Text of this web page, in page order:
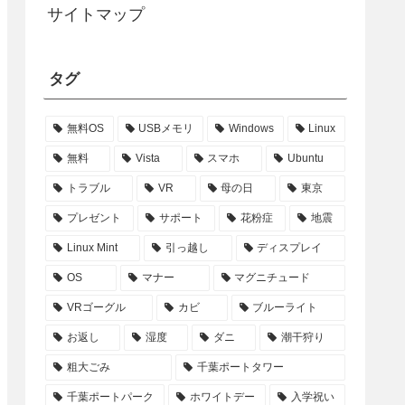
サイトマップ
タグ
無料OS USBメモリ Windows Linux
無料 Vista スマホ Ubuntu
トラブル VR 母の日 東京
プレゼント サポート 花粉症 地震
Linux Mint 引っ越し ディスプレイ
OS マナー マグニチュード
VRゴーグル カビ ブルーライト
お返し 湿度 ダニ 潮干狩り
粗大ごみ 千葉ポートタワー
千葉ポートパーク ホワイトデー 入学祝い